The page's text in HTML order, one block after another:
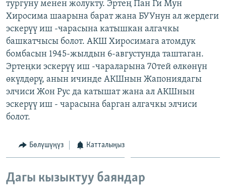
ЫҢГАЙСЫЗ СУРООЛОР
ЭЕ/АРнун бардык сайттары
тургуну менен жолукту. Эртең Пан Ги Мун
Хиросима шаарына барат жана БУУнун ал жердеги
эскерүү иш -чарасына катышкан алгачкы
башкатчысы болот. АКШ Хиросимага атомдук
бомбасын 1945-жылдын 6-августунда таштаган.
Эртеңки эскерүү иш -чараларына 70тей өлкөнүн
өкүлдөрү, анын ичинде АКШнын Жапониядагы
элчиси Жон Рус да катышат жана ал АКШнын
эскерүү иш - чарасына барган алгачкы элчиси
болот.
Бөлүшүңүз Катталыңыз
Дагы кызыктуу баяндар